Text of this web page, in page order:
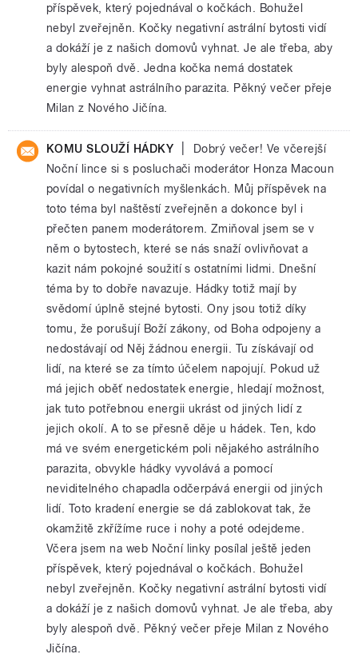
příspěvek, který pojednával o kočkách. Bohužel
nebyl zveřejněn. Kočky negativní astrální bytosti vidí
a dokáží je z našich domovů vyhnat. Je ale třeba, aby
byly alespoň dvě. Jedna kočka nemá dostatek
energie vyhnat astrálního parazita. Pěkný večer přeje
Milan z Nového Jičína.
KOMU SLOUŽÍ HÁDKY
Dobrý večer! Ve včerejší
Noční lince si s posluchači moderátor Honza Macoun
povídal o negativních myšlenkách. Můj příspěvek na
toto téma byl naštěstí zveřejněn a dokonce byl i
přečten panem moderátorem. Zmiňoval jsem se v
něm o bytostech, které se nás snaží ovlivňovat a
kazit nám pokojné soužití s ostatními lidmi. Dnešní
téma by to dobře navazuje. Hádky totiž mají by
svědomí úplně stejné bytosti. Ony jsou totiž díky
tomu, že porušují Boží zákony, od Boha odpojeny a
nedostávají od Něj žádnou energii. Tu získávají od
lidí, na které se za tímto účelem napojují. Pokud už
má jejich oběť nedostatek energie, hledají možnost,
jak tuto potřebnou energii ukrást od jiných lidí z
jejich okolí. A to se přesně děje u hádek. Ten, kdo
má ve svém energetickém poli nějakého astrálního
parazita, obvykle hádky vyvolává a pomocí
neviditelného chapadla odčerpává energii od jiných
lidí. Toto kradení energie se dá zablokovat tak, že
okamžitě zkřížíme ruce i nohy a poté odejdeme.
Včera jsem na web Noční linky posílal ještě jeden
příspěvek, který pojednával o kočkách. Bohužel
nebyl zveřejněn. Kočky negativní astrální bytosti vidí
a dokáží je z našich domovů vyhnat. Je ale třeba, aby
byly alespoň dvě. Pěkný večer přeje Milan z Nového
Jičína.